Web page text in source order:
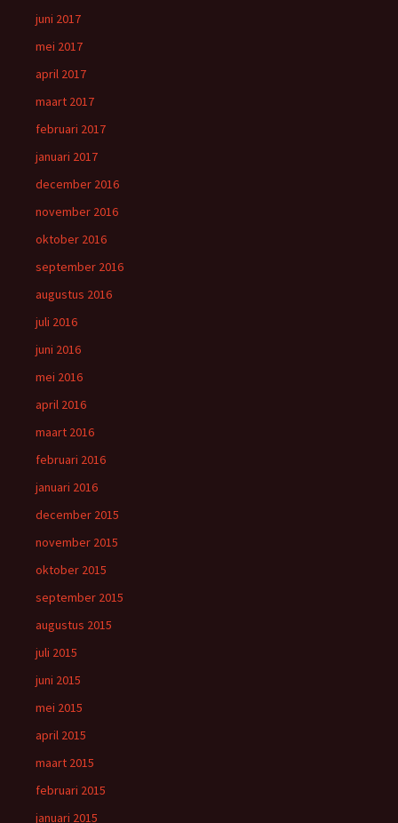
juni 2017
mei 2017
april 2017
maart 2017
februari 2017
januari 2017
december 2016
november 2016
oktober 2016
september 2016
augustus 2016
juli 2016
juni 2016
mei 2016
april 2016
maart 2016
februari 2016
januari 2016
december 2015
november 2015
oktober 2015
september 2015
augustus 2015
juli 2015
juni 2015
mei 2015
april 2015
maart 2015
februari 2015
januari 2015